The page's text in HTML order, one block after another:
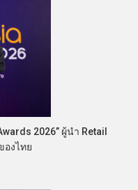
2026” ผู้นำ Retail
องไทย